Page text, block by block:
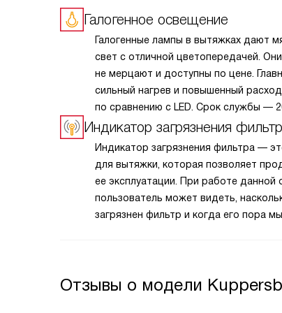
Галогенное освещение
Галогенные лампы в вытяжках дают
свет с отличной цветопередачей.
не мерцают и доступны по цене.
сильный нагрев и повышенный расход
по сравнению с LED. Срок службы —
4000 часов, замена требует
Индикатор загрязнения
Индикатор загрязнения фильтра —
для вытяжки, которая позволяет
ее эксплуатации. При работе данной
пользователь может видеть,
загрязнен фильтр и когда его пора
чистки или замены элемента
Отзывы о модели